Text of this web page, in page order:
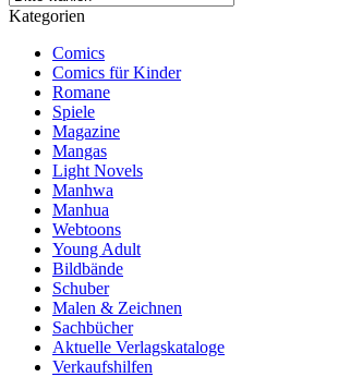
Kategorien
Comics
Comics für Kinder
Romane
Spiele
Magazine
Mangas
Light Novels
Manhwa
Manhua
Webtoons
Young Adult
Bildbände
Schuber
Malen & Zeichnen
Sachbücher
Aktuelle Verlagskataloge
Verkaufshilfen